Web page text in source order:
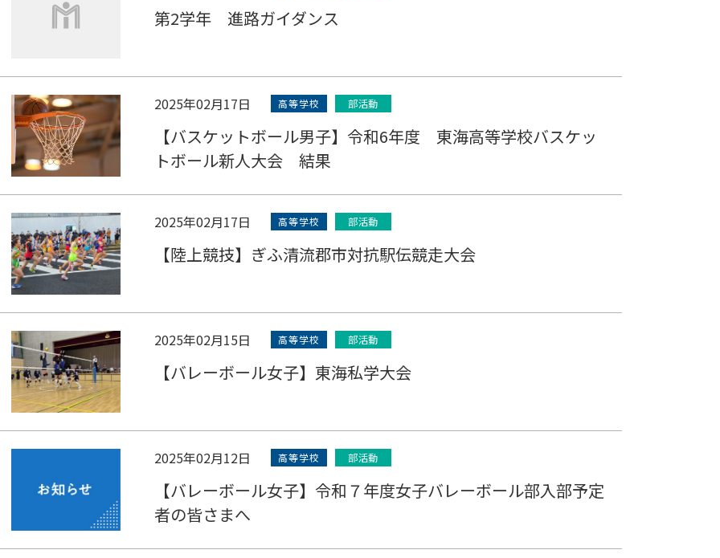
第2学年 進路ガイダンス
2025年02月17日 高等学校 部活動
【バスケットボール男子】令和6年度 東海高等学校バスケッ
トボール新人大会 結果
2025年02月17日 高等学校 部活動
【陸上競技】ぎふ清流郡市対抗駅伝競走大会
2025年02月15日 高等学校 部活動
【バレーボール女子】東海私学大会
2025年02月12日 高等学校 部活動
【バレーボール女子】令和７年度女子バレーボール部入部予定
者の皆さまへ